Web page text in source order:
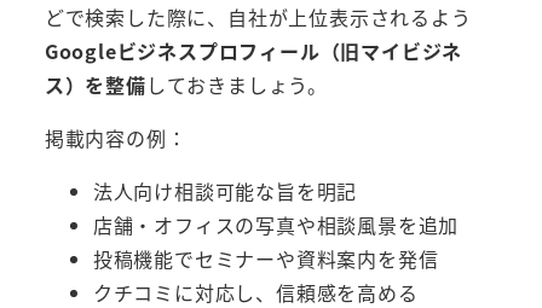
どで検索した際に、自社が上位表示されるよう
Googleビジネスプロフィール（旧マイビジネ
ス）を整備しておきましょう。
掲載内容の例：
法人向け相談可能な旨を明記
店舗・オフィスの写真や相談風景を追加
投稿機能でセミナーや資料案内を発信
クチコミに対応し、信頼感を高める